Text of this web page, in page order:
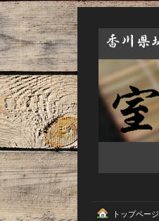
トップページ